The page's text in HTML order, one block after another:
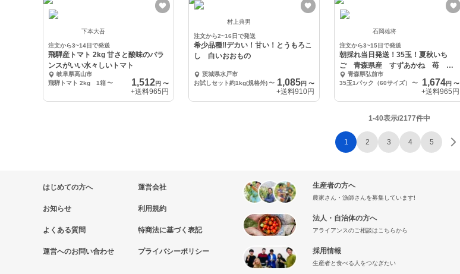
下本大吾
注文から3~14日で発送
飛騨産トマト 2kg 甘さと酸味のバラ
ンスがいい水々しいトマト
岐阜県高山市
飛騨トマト 2kg 1箱〜 1,512円 〜
+送料965円
村上典男
注文から2~16日で発送
希少品種‼️デカい！甘い！とうもろこ
し 白いおおもの
茨城県水戸市
お試しセット約1kg(規格外) 〜 1,085円 〜
+送料910円
石岡雄将
注文から3~15日で発送
朝採れ当日発送！35玉！夏秋いち
ご 青森県産 すずあかね 苺 夏
いちご
青森県弘前市
35玉1パック（60サイズ）
〜 1,674円〜
+送料965円
1-40表示/2177件中
1 2 3 4 5
はじめての方へ
お知らせ
よくある質問
運営へのお問い合わせ
運営会社
利用規約
特商法に基づく表記
プライバシーポリシー
生産者の方へ
農家さん・漁師さんを募集しています!
法人・自治体の方へ
アライアンスのご相談はこちらから
採用情報
生産者と食べる人をつなぎたい